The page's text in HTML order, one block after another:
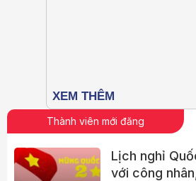
Thành viên mới đăng
Lịch nghỉ
với công